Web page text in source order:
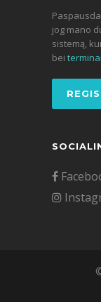
jog mano
sistemą,
bei